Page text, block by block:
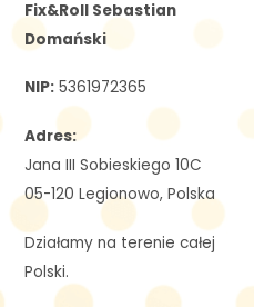
Fix&Roll Sebastian
Domański
NIP: 5361972365
Adres:
Jana III Sobieskiego 10C
05-120 Legionowo, Polska
Działamy na terenie całej
Polski.